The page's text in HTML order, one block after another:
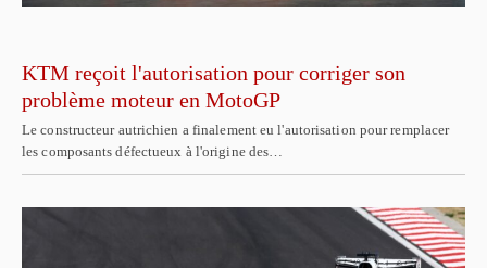
KTM reçoit l'autorisation pour corriger son
problème moteur en MotoGP
Le constructeur autrichien a finalement eu l'autorisation pour remplacer
les composants défectueux à l'origine des…